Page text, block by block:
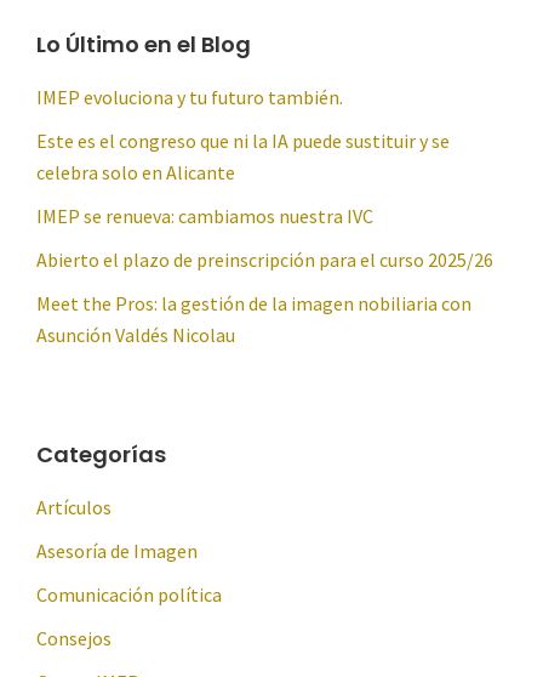
Lo Último en el Blog
IMEP evoluciona y tu futuro también.
Este es el congreso que ni la IA puede sustituir y se
celebra solo en Alicante
IMEP se renueva: cambiamos nuestra IVC
Abierto el plazo de preinscripción para el curso 2025/26
Meet the Pros: la gestión de la imagen nobiliaria con
Asunción Valdés Nicolau
Categorías
Artículos
Asesoría de Imagen
Comunicación política
Consejos